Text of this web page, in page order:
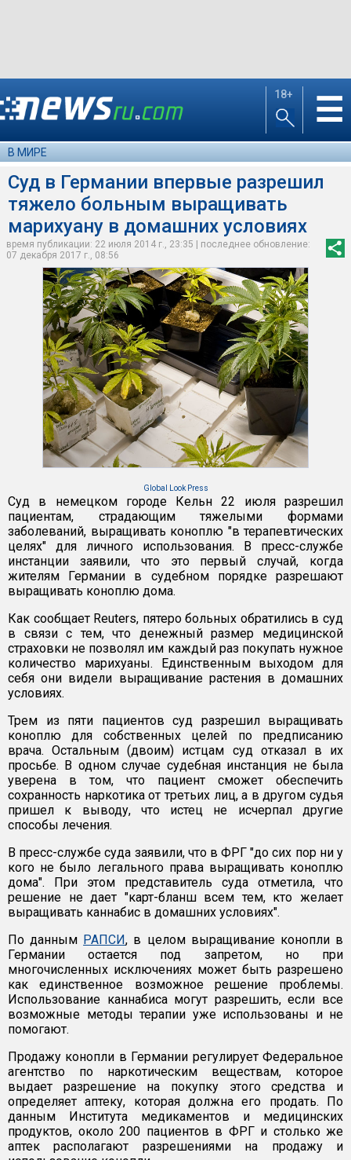
18+ ☰
В МИРЕ
Суд в Германии впервые разрешил
тяжело больным выращивать
марихуану в домашних условиях
время публикации: 22 июля 2014 г., 23:35 | последнее обновление:
07 декабря 2017 г., 08:56
Global Look Press
Суд в немецком городе Кельн 22 июля разрешил
пациентам, страдающим тяжелыми формами
заболеваний, выращивать коноплю "в терапевтических
целях" для личного использования. В пресс-службе
инстанции заявили, что это первый случай, когда
жителям Германии в судебном порядке разрешают
выращивать коноплю дома.
Как сообщает Reuters, пятеро больных обратились в суд
в связи с тем, что денежный размер медицинской
страховки не позволял им каждый раз покупать нужное
количество марихуаны. Единственным выходом для
себя они видели выращивание растения в домашних
условиях.
Трем из пяти пациентов суд разрешил выращивать
коноплю для собственных целей по предписанию
врача. Остальным (двоим) истцам суд отказал в их
просьбе. В одном случае судебная инстанция не была
уверена в том, что пациент сможет обеспечить
сохранность наркотика от третьих лиц, а в другом судья
пришел к выводу, что истец не исчерпал другие
способы лечения.
В пресс-службе суда заявили, что в ФРГ "до сих пор ни у
кого не было легального права выращивать коноплю
дома". При этом представитель суда отметила, что
решение не дает "карт-бланш всем тем, кто желает
выращивать каннабис в домашних условиях".
По данным РАПСИ, в целом выращивание конопли в
Германии остается под запретом, но при
многочисленных исключениях может быть разрешено
как единственное возможное решение проблемы.
Использование каннабиса могут разрешить, если все
возможные методы терапии уже использованы и не
помогают.
Продажу конопли в Германии регулирует Федеральное
агентство по наркотическим веществам, которое
выдает разрешение на покупку этого средства и
определяет аптеку, которая должна его продать. По
данным Института медикаментов и медицинских
продуктов, около 200 пациентов в ФРГ и столько же
аптек располагают разрешениями на продажу и